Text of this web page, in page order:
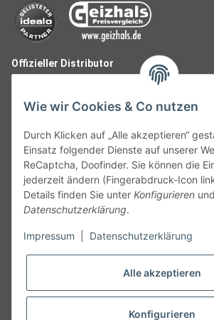
Offizieller Distributor
Follow Us
Widerruf
Wie wir Cookies & Co nutzen
Durch Klicken auf „Alle akzeptieren“
Einsatz folgender Dienste auf unserer
ReCaptcha, Doofinder. Sie können die
jederzeit ändern (Fingerabdruck-Icon
Details finden Sie unter Konfigurieren
Datenschutzerklärung.
Impressum Datenschutzerklärung
Alle akzeptieren
Konfigurieren